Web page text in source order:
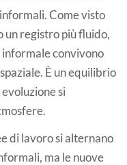
Come visto
un registro più fluido,
convivono
È un equilibrio
si
di lavoro si alternano
ma le nuove